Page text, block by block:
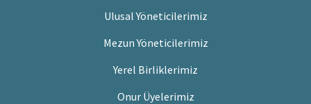
Ulusal Yöneticilerimiz
Mezun Yöneticilerimiz
Yerel Birliklerimiz
Onur Üyelerimiz